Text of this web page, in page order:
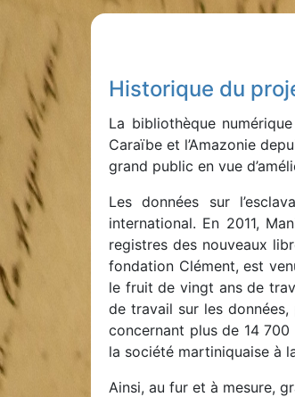
Historique du
La bibliothèque
Caraïbe et l’Amazonie
grand public en vue
Les données sur
international. En 2011,
registres des nouveaux
fondation Clément, est
le fruit de vingt ans de
de travail sur les
concernant plus de 14
la société martiniquaise à
Ainsi, au fur et à mesure,